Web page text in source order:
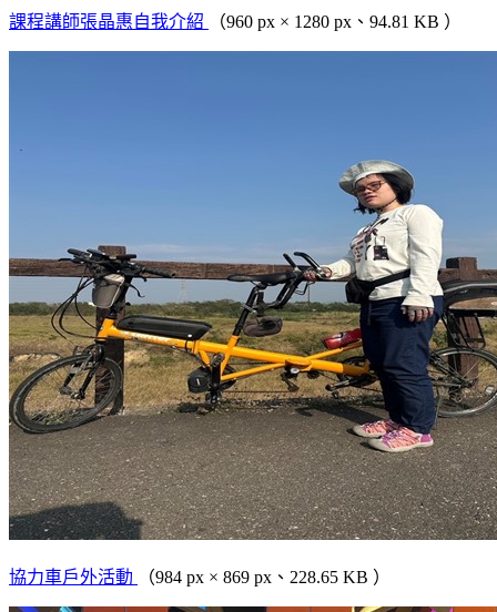
課程講師張晶惠自我介紹 （960 px × 1280 px、94.81 KB ）
協力車戶外活動 （984 px × 869 px、228.65 KB ）